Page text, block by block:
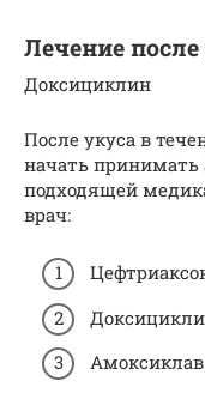
Лечение после
Доксициклин
После укуса в
начать принимать
подходящей
врач: